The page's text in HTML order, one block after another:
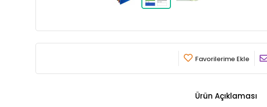
Favorilerime Ekle
Ürün Açıklaması